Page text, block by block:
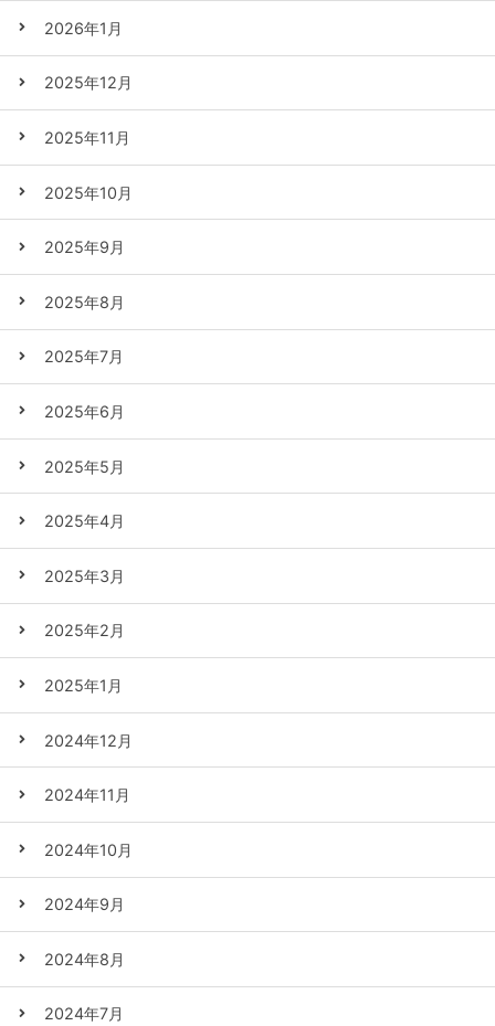
2026年1月
2025年12月
2025年11月
2025年10月
2025年9月
2025年8月
2025年7月
2025年6月
2025年5月
2025年4月
2025年3月
2025年2月
2025年1月
2024年12月
2024年11月
2024年10月
2024年9月
2024年8月
2024年7月